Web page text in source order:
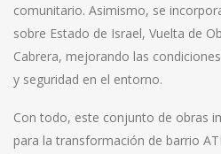
comunitario. Asimismo, se
sobre Estado de Israel, Vuelta de
Cabrera, mejorando las
y seguridad en el entorno.
Con todo, este conjunto de obras
para la transformación de barrio